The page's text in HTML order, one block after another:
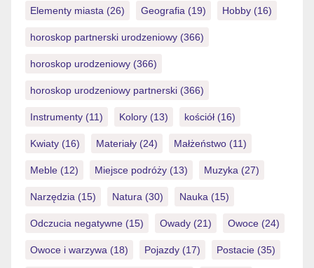
Elementy miasta (26) Geografia (19) Hobby (16)
horoskop partnerski urodzeniowy (366)
horoskop urodzeniowy (366)
horoskop urodzeniowy partnerski (366)
Instrumenty (11) Kolory (13) kościół (16)
Kwiaty (16) Materiały (24) Małżeństwo (11)
Meble (12) Miejsce podróży (13) Muzyka (27)
Narzędzia (15) Natura (30) Nauka (15)
Odczucia negatywne (15) Owady (21) Owoce (24)
Owoce i warzywa (18) Pojazdy (17) Postacie (35)